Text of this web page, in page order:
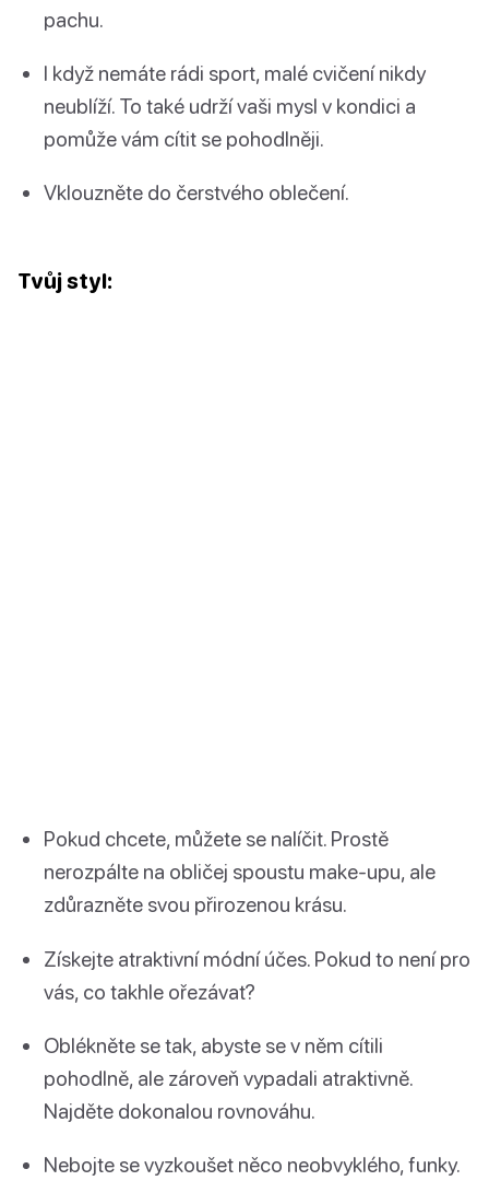
pachu.
I když nemáte rádi sport, malé cvičení nikdy
neublíží. To také udrží vaši mysl v kondici a
pomůže vám cítit se pohodlněji.
Vklouzněte do čerstvého oblečení.
Tvůj styl:
Pokud chcete, můžete se nalíčit. Prostě
nerozpálte na obličej spoustu make-upu, ale
zdůrazněte svou přirozenou krásu.
Získejte atraktivní módní účes. Pokud to není pro
vás, co takhle ořezávat?
Oblékněte se tak, abyste se v něm cítili
pohodlně, ale zároveň vypadali atraktivně.
Najděte dokonalou rovnováhu.
Nebojte se vyzkoušet něco neobvyklého, funky.